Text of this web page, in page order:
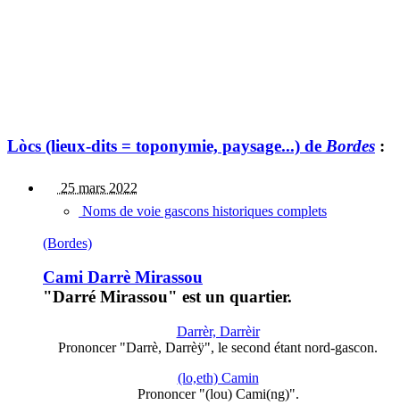
Lòcs (lieux-dits = toponymie, paysage...) de Bordes :
25 mars 2022
Noms de voie gascons historiques complets
(Bordes)
Cami Darrè Mirassou
"Darré Mirassou" est un quartier.
Darrèr, Darrèir
Prononcer "Darrè, Darrèÿ", le second étant nord-gascon.
(lo,eth) Camin
Prononcer "(lou) Cami(ng)".